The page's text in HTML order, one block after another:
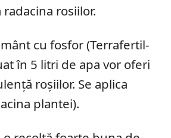
radacina rosiilor.
cu fosfor (Terrafertil-
în 5 litri de apa vor oferi
roșiilor. Se aplica
plantei).